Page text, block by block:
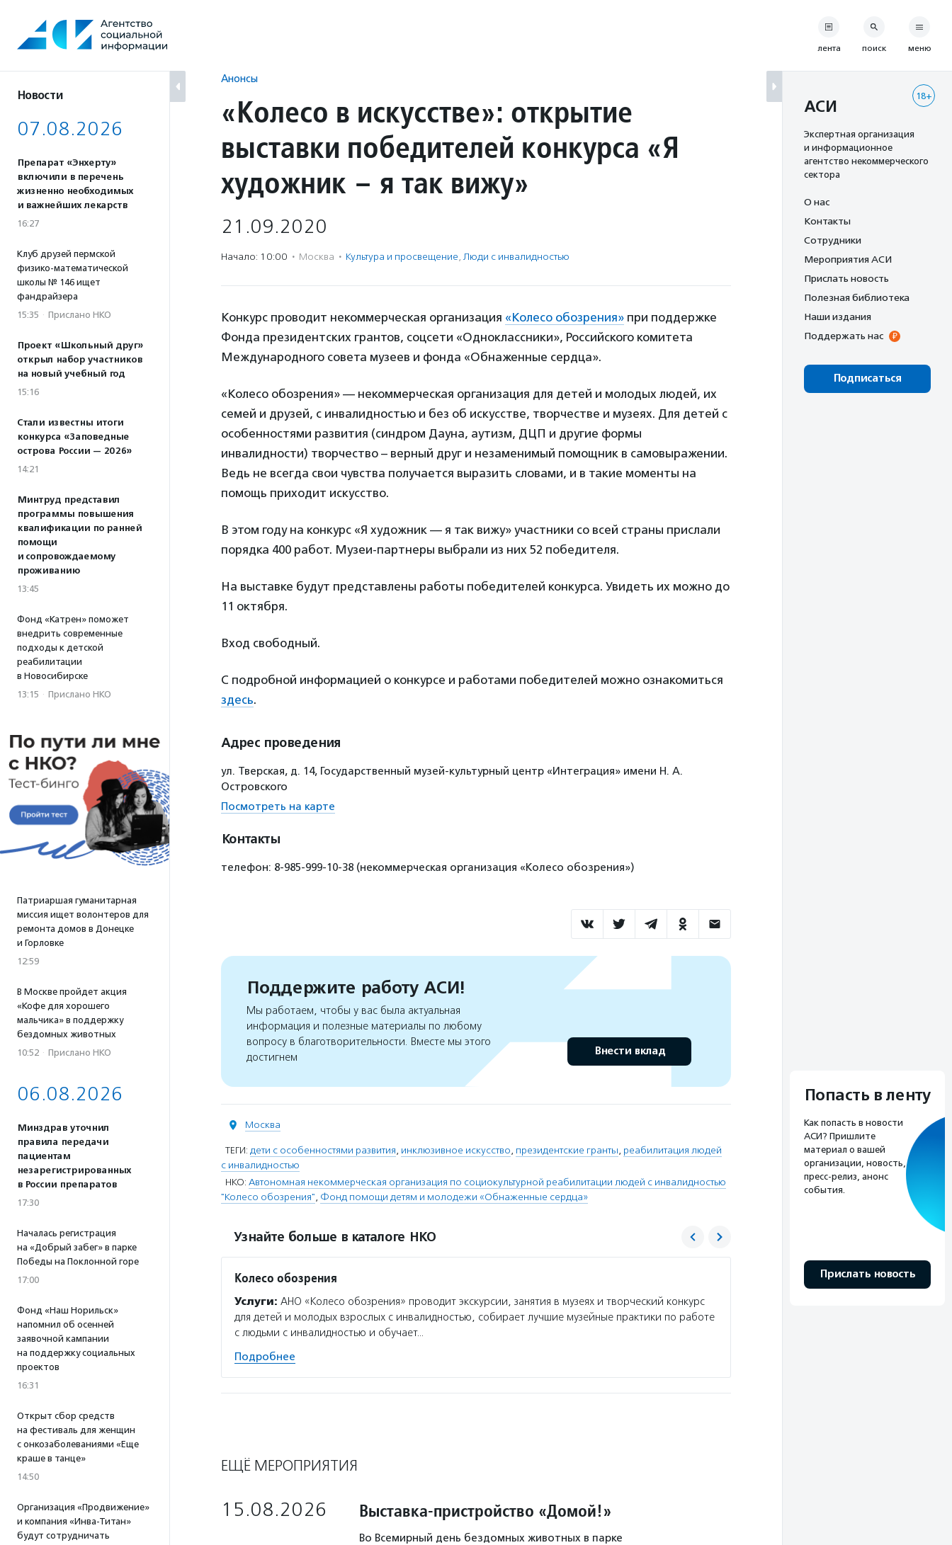
содержанию
Новости
07.08.2026
Препарат «Энхерту»
включили в перечень
жизненно необходимых
и важнейших лекарств
16:27
Клуб друзей пермской
физико-математической
школы № 146 ищет
фандрайзера
15:35 · Прислано НКО
Проект «Школьный друг»
открыл набор участников
на новый учебный год
15:16
Стали известны итоги
конкурса «Заповедные
острова России — 2026»
14:21
Минтруд представил
программы повышения
квалификации по ранней
помощи
и сопровождаемому
проживанию
13:45
Фонд «Катрен» поможет
внедрить современные
подходы к детской
реабилитации
в Новосибирске
13:15 · Прислано НКО
Патриаршая гуманитарная
миссия ищет волонтеров для
ремонта домов в Донецке
и Горловке
12:59
В Москве пройдет акция
«Кофе для хорошего
мальчика» в поддержку
бездомных животных
10:52 · Прислано НКО
06.08.2026
Минздрав уточнил
правила передачи
пациентам
незарегистрированных
в России препаратов
17:30
Началась регистрация
на «Добрый забег» в парке
Победы на Поклонной горе
17:00
Фонд «Наш Норильск»
напомнил об осенней
заявочной кампании
на поддержку социальных
проектов
16:31
Открыт сбор средств
на фестиваль для женщин
с онкозаболеваниями «Еще
краше в танце»
14:50
Организация «Продвижение»
и компания «Инва-Титан»
будут сотрудничать
Анонсы
«Колесо в искусстве»: открытие
выставки победителей конкурса «Я
художник – я так вижу»
21.09.2020
Начало: 10:00 · Москва · Культура и просвещение, Люди с инвалидностью
Конкурс проводит некоммерческая организация «Колесо обозрения» при поддержке
Фонда президентских грантов, соцсети «Одноклассники», Российского комитета
Международного совета музеев и фонда «Обнаженные cердца».
«Колесо обозрения» — некоммерческая организация для детей и молодых людей, их
семей и друзей, с инвалидностью и без об искусстве, творчестве и музеях. Для детей с
особенностями развития (синдром Дауна, аутизм, ДЦП и другие формы
инвалидности) творчество – верный друг и незаменимый помощник в самовыражении.
Ведь не всегда свои чувства получается выразить словами, и в такие моменты на
помощь приходит искусство.
В этом году на конкурс «Я художник — я так вижу» участники со всей страны прислали
порядка 400 работ. Музеи-партнеры выбрали из них 52 победителя.
На выставке будут представлены работы победителей конкурса. Увидеть их можно до
11 октября.
Вход свободный.
С подробной информацией о конкурсе и работами победителей можно ознакомиться
здесь.
Адрес проведения
ул. Тверская, д. 14, Государственный музей-культурный центр «Интеграция» имени Н. А.
Островского
Посмотреть на карте
Контакты
телефон: 8-985-999-10-38 (некоммерческая организация «Колесо обозрения»)
Поддержите работу АСИ!
Мы работаем, чтобы у вас была актуальная
информация и полезные материалы по любому
вопросу в благотворительности. Вместе мы этого
достигнем
Внести вклад
Москва
ТЕГИ: дети с особенностями развития, инклюзивное искусство, президентские гранты, реабилитация людей
с инвалидностью
НКО: Автономная некоммерческая организация по социокультурной реабилитации людей с инвалидностью
"Колесо обозрения", Фонд помощи детям и молодежи «Обнаженные сердца»
Узнайте больше в каталоге НКО
Колесо обозрения
Услуги: АНО «Колесо обозрения» проводит экскурсии, занятия в музеях и творческий конкурс
для детей и молодых взрослых с инвалидностью, собирает лучшие музейные практики по работе
с людьми с инвалидностью и обучает…
Подробнее
Обнаженные сердца
ЕЩЁ МЕРОПРИЯТИЯ
15.08.2026 Выставка-пристройство «Домой!»
Во Всемирный день бездомных животных в парке
лента поиск меню
18+
АСИ
Экспертная организация
и информационное
агентство некоммерческого
сектора
О нас
Контакты
Сотрудники
Мероприятия АСИ
Прислать новость
Полезная библиотека
Наши издания
Поддержать нас
Подписаться
Попасть в ленту
Как попасть в новости
АСИ? Пришлите
материал о вашей
организации, новость,
пресс-релиз, анонс
события.
Прислать новость